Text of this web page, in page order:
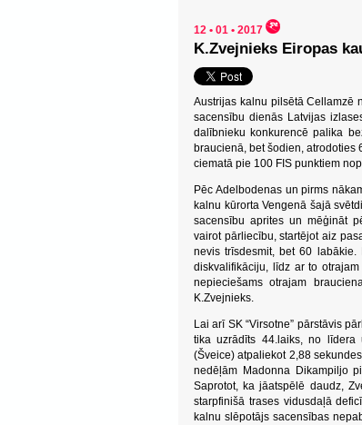
12 • 01 • 2017
K.Zvejnieks Eiropas
Austrijas kalnu pilsētā Cellamzē
sacensību dienās Latvijas
dalībnieku konkurencē palika
braucienā, bet šodien, atrodoties
ciematā pie 100 FIS punktiem
Pēc Adelbodenas un pirms
kalnu kūrorta Vengenā šajā
sacensību aprites un mēģināt
vairot pārliecību, startējot aiz
nevis trīsdesmit, bet 60
diskvalifikāciju, līdz ar to
nepieciešams otrajam
K.Zvejnieks.
Lai arī SK “Virsotne” pārstāvis
tika uzrādīts 44.laiks, no līdera
(Šveice) atpaliekot 2,88
nedēļām Madonna Dikampiljo
Saprotot, ka jāatspēlē daudz,
starpfinišā trases vidusdaļā
kalnu slēpotājs sacensības